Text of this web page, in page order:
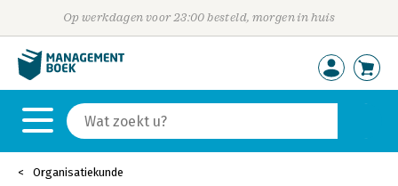
Op werkdagen voor 23:00 besteld, morgen in huis
Organisatiekunde